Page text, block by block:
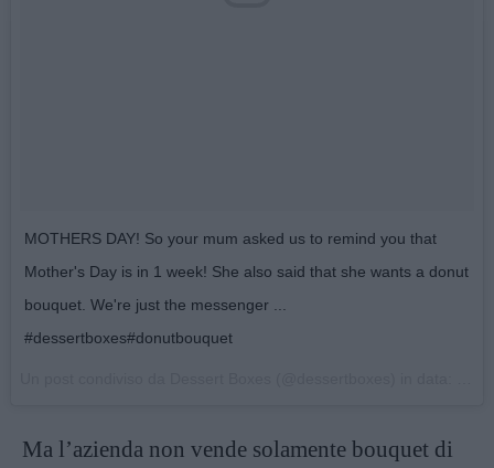
MOTHERS DAY! So your mum asked us to remind you that
Mother's Day is in 1 week! She also said that she wants a donut
bouquet. We're just the messenger ...
#dessertboxes#donutbouquet
Ma l’azienda non vende solamente bouquet di